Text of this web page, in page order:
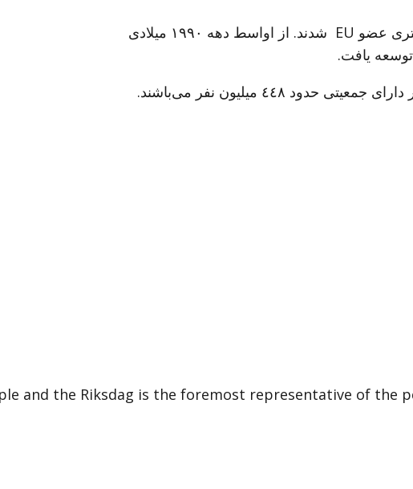
در طول سال‌ها همچنین کشورهای باز هم بیشتری عضو EU شدند. از اواسط دهه ١٩٩٠ میلادی
and the Riksdag is the foremost representative of the